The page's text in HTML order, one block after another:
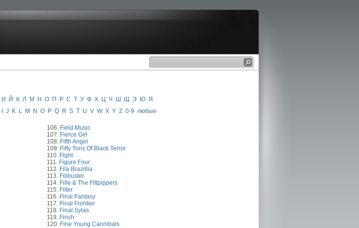
И Й К Л М Н О П Р С Т У Ф Х Ц Ч Ш Щ Э Ю Я
J K L M N O P Q R S T U V W X Y Z 0-9 любые
106. Field Music
107. Fierce Girl
108. Fifth Angel
109. Fifty Tons Of Black Terror
110. Fight
111. Figure Four
112. Fila Brazillia
113. Filibuster
114. Fille & The Fittpippers
115. Filter
116. Final Fantasy
117. Final Frontier
118. Final Sylas
119. Finch
120. Fine Young Cannibals